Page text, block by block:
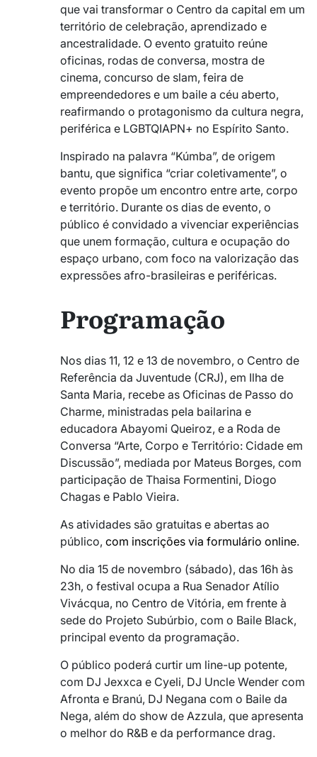
que vai transformar o Centro da capital em um
território de celebração, aprendizado e
ancestralidade. O evento gratuito reúne
oficinas, rodas de conversa, mostra de
cinema, concurso de slam, feira de
empreendedores e um baile a céu aberto,
reafirmando o protagonismo da cultura negra,
periférica e LGBTQIAPN+ no Espírito Santo.
Inspirado na palavra “Kúmba”, de origem
bantu, que significa “criar coletivamente”, o
evento propõe um encontro entre arte, corpo
e território. Durante os dias de evento, o
público é convidado a vivenciar experiências
que unem formação, cultura e ocupação do
espaço urbano, com foco na valorização das
expressões afro-brasileiras e periféricas.
Programação
Nos dias 11, 12 e 13 de novembro, o Centro de
Referência da Juventude (CRJ), em Ilha de
Santa Maria, recebe as Oficinas de Passo do
Charme, ministradas pela bailarina e
educadora Abayomi Queiroz, e a Roda de
Conversa “Arte, Corpo e Território: Cidade em
Discussão”, mediada por Mateus Borges, com
participação de Thaisa Formentini, Diogo
Chagas e Pablo Vieira.
As atividades são gratuitas e abertas ao
público, com inscrições via formulário online.
No dia 15 de novembro (sábado), das 16h às
23h, o festival ocupa a Rua Senador Atílio
Vivácqua, no Centro de Vitória, em frente à
sede do Projeto Subúrbio, com o Baile Black,
principal evento da programação.
O público poderá curtir um line-up potente,
com DJ Jexxca e Cyeli, DJ Uncle Wender com
Afronta e Branú, DJ Negana com o Baile da
Nega, além do show de Azzula, que apresenta
o melhor do R&B e da performance drag.